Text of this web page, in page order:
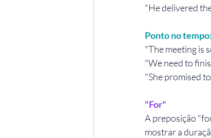
"He delivered
Ponto no tempo:
"The meeting is
"We need to
"She promised
"For"
A preposição
mostrar a